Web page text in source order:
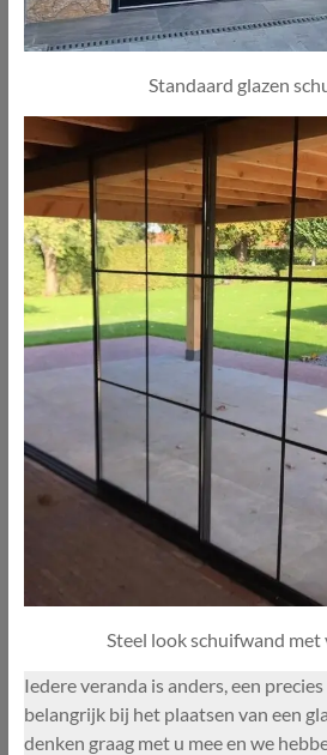
Standaard glazen
Steel look schuifwand
Iedere veranda is anders, een
belangrijk bij het plaatsen van een
denken graag met u mee en we